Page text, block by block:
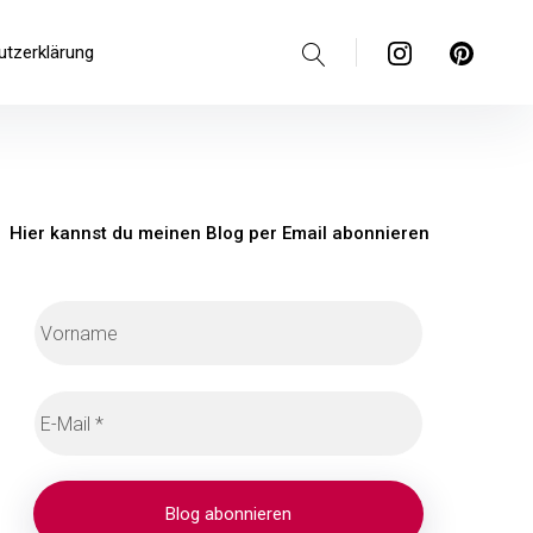
InstagramPinterest
Hier kannst du meinen Blog per Email abonnieren